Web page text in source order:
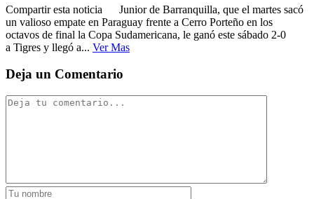
Compartir esta noticia Junior de Barranquilla, que el martes sacó
un valioso empate en Paraguay frente a Cerro Porteño en los
octavos de final la Copa Sudamericana, le ganó este sábado 2-0
a Tigres y llegó a... Ver Mas
Deja un Comentario